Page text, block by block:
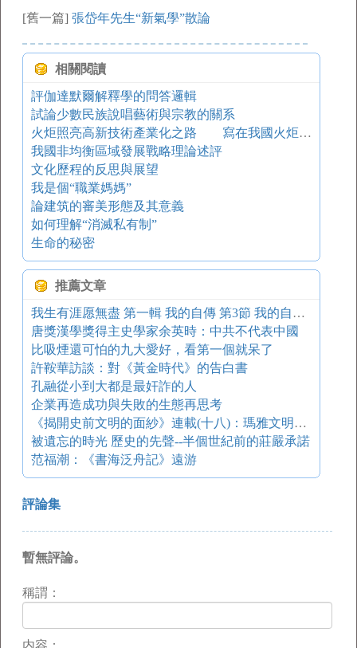
[舊一篇] 張岱年先生“新氣學”散論
相關閱讀
評伽達默爾解釋學的問答邏輯
試論少數民族說唱藝術與宗教的關系
火炬照亮高新技術產業化之路 寫在我國火炬計劃實施15周年之際
我國非均衡區域發展戰略理論述評
文化歷程的反思與展望
我是個“職業媽媽”
論建筑的審美形態及其意義
如何理解“消滅私有制”
生命的秘密
推薦文章
我生有涯愿無盡 第一輯 我的自傳 第3節 我的自學小史：出生
唐獎漢學獎得主史學家余英時：中共不代表中國
比吸煙還可怕的九大愛好，看第一個就呆了
許鞍華訪談：對《黃金時代》的告白書
孔融從小到大都是最奸詐的人
企業再造成功與失敗的生態再思考
《揭開史前文明的面紗》連載(十八)：瑪雅文明的秘密
被遺忘的時光 歷史的先聲--半個世紀前的莊嚴承諾
范福潮：《書海泛舟記》遠游
評論集
暫無評論。
稱謂：
内容：